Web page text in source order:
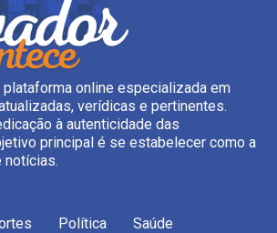
online especializada em
verídicas e pertinentes.
à autenticidade das
principal é se estabelecer como a
notícias.
Política Saúde